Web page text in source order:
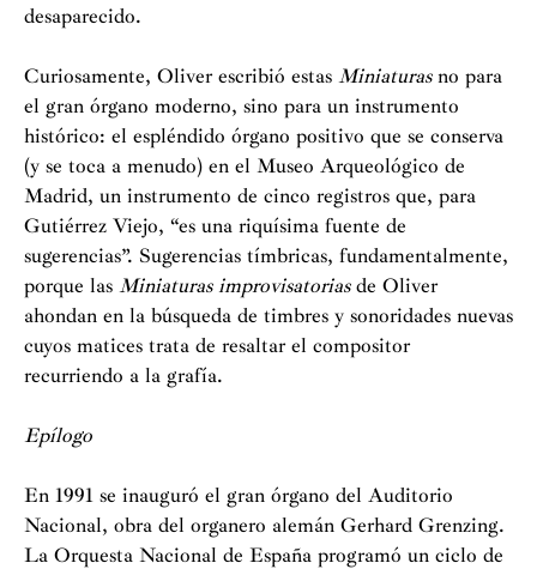
desaparecido.
Curiosamente, Oliver escribió estas Miniaturasno para
el gran órgano moderno, sino para un instrumento
histórico: el espléndido órgano positivo que se conserva
(y se toca a menudo) en el Museo Arqueológico de
Madrid, un instrumento de cinco registros que, para
Gutiérrez Viejo, “es una riquísima fuente de
sugerencias”. Sugerencias tímbricas, fundamentalmente,
porque las Miniaturas improvisatoriasde Oliver
ahondan en la búsqueda de timbres y sonoridades nuevas
cuyos matices trata de resaltar el compositor
recurriendo a la grafía.
Epílogo
En 1991 se inauguró el gran órgano del Auditorio
Nacional, obra del organero alemán Gerhard Grenzing.
La Orquesta Nacional de España programó un ciclo de